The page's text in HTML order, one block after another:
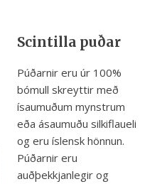
Scintilla puðar
Púðarnir eru úr 100%
bómull skreyttir með
ísaumuðum mynstrum
eða ásaumuðu silkiflaueli
og eru íslensk hönnun.
Púðarnir eru
auðþekkjanlegir og